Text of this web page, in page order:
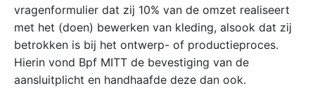
vragenformulier dat zij 10% van de omzet realiseert
met het (doen) bewerken van kleding, alsook dat zij
betrokken is bij het ontwerp- of productieproces.
Hierin vond Bpf MITT de bevestiging van de
aansluitplicht en handhaafde deze dan ook.